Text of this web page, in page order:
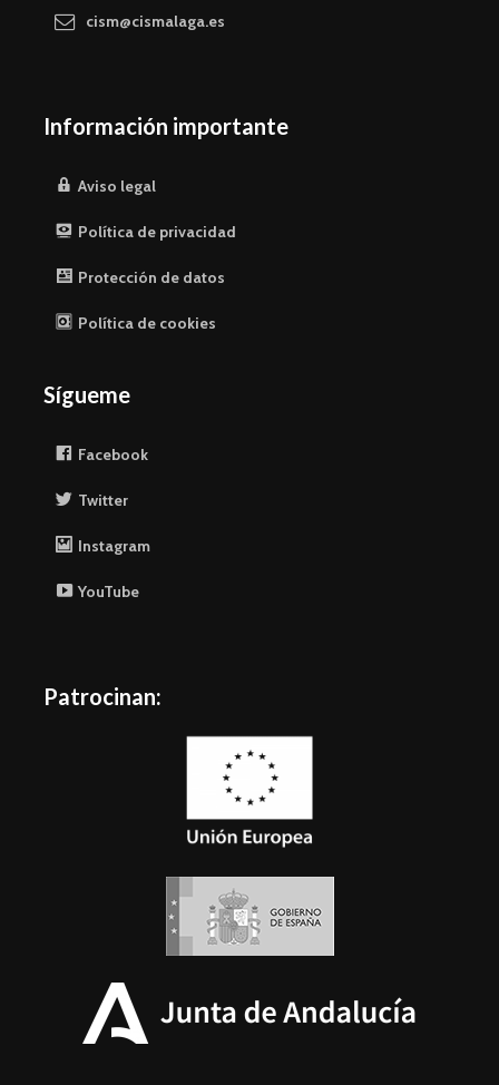
cism@cismalaga.es
Información importante
Aviso legal
Política de privacidad
Protección de datos
Política de cookies
Sígueme
Facebook
Twitter
Instagram
YouTube
Patrocinan: